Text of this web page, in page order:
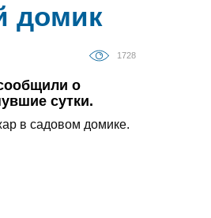
домик
1728
о
сутки.
в садовом домике.